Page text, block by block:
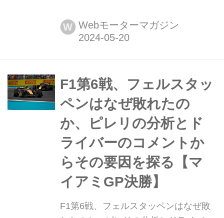
GP決勝がイタリア・ボローニャ近郊
のイモラサーキットで行われ、レッド
デスのランド・ノリス、3位にはフェ
ラーリのシャルル・ルクレールが入っ
た。7番グ...
W Webモーターマガジン
F1第6戦、フェルスタッ
ペンはなぜ敗れたの
か、ピレリの分析とド
ライバーのコメントか
らその要因を探る【マ
イアミGP決勝】
F1第6戦、フェルスタッペンはなぜ敗